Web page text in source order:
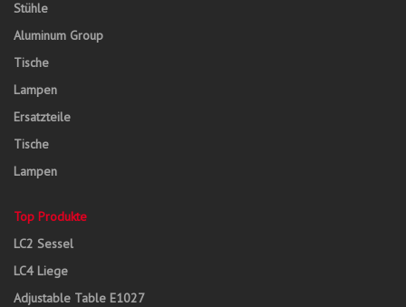
Stühle
Aluminum Group
Tische
Lampen
Ersatzteile
Tische
Lampen
Top Produkte
LC2 Sessel
LC4 Liege
Adjustable Table E1027